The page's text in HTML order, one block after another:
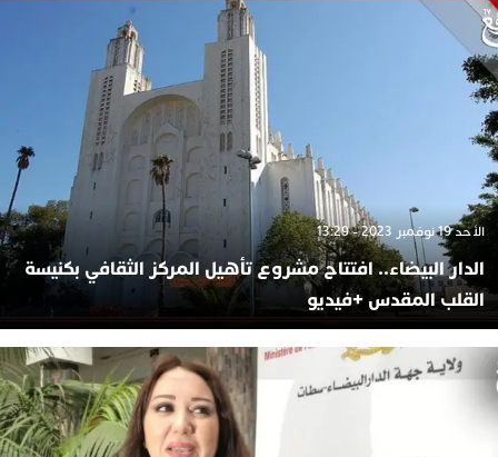
الأحد 19 نوفمبر 2023 - 13:29
الدار البيضاء.. افتتاح مشروع تأهيل المركز الثقافي بكنيسة
القلب المقدس +فيديو